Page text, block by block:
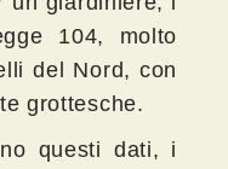
104, molto
del Nord, con
grottesche.
questi dati, i